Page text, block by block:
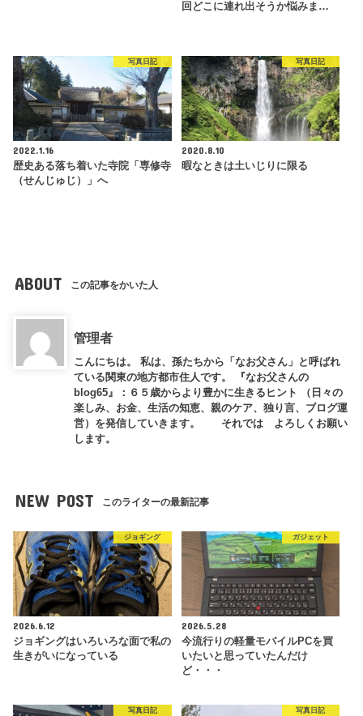
回どこに連れ出そうか悩みま…
写真日記
2022.1.16
歴史ある落ち着いた寺院「専修寺
（せんじゅじ）」へ
写真日記
2020.8.10
暇なときは土いじりに限る
ABOUT この記事をかいた人
管理者
こんにちは。 私は、孫たちから「なお父さん」と呼ばれ
ている関東の地方都市住人です。 『なお父さんの
blog65』：６５歳からより豊かに生きるヒント （日々の
楽しみ、お金、生活の知恵、親のケア、独り言、ブログ運
営）を発信していきます。 それでは よろしくお願い
します。
NEW POST このライターの最新記事
ジョギング
2026.6.12
ジョギングはいろいろな面で私の
生きがいになっている
ガジェット
2026.5.28
今流行りの軽量モバイルPCを買
いたいと思っていたんだけ
ど・・・
写真日記 写真日記